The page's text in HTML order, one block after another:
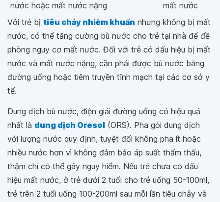
nước hoặc mất nước nặng
mất nước
Với trẻ bị tiêu chảy nhiễm khuẩn nhưng không bị mất
nước, có thể tăng cường bù nước cho trẻ tại nhà để đề
phòng nguy cơ mất nước. Đối với trẻ có dấu hiệu bị mất
nước và mất nước nặng, cần phải được bù nước bằng
đường uống hoặc tiêm truyền tĩnh mạch tại các cơ sở y
tế.
Dung dịch bù nước, điện giải đường uống có hiệu quả
nhất là dung dịch Oresol (ORS). Pha gói dung dịch
với lượng nước quy định, tuyệt đối không pha ít hoặc
nhiều nước hơn vì không đảm bảo áp suất thẩm thấu,
thậm chí có thể gây nguy hiểm. Nếu trẻ chưa có dấu
hiệu mất nước, ở trẻ dưới 2 tuổi cho trẻ uống 50-100ml,
trẻ trên 2 tuổi uống 100-200ml sau mỗi lần tiêu chảy và